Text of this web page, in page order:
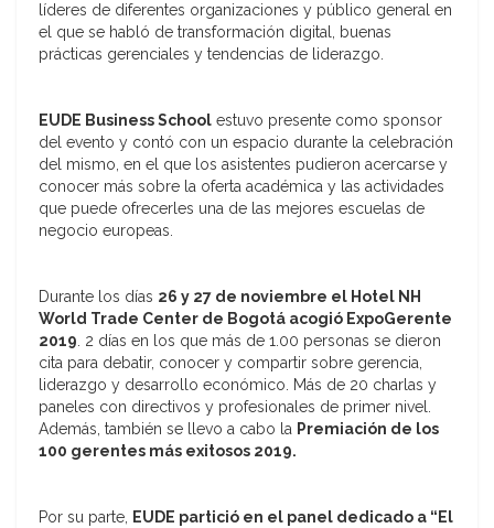
líderes de diferentes organizaciones y público general en
el que se habló de transformación digital, buenas
prácticas gerenciales y tendencias de liderazgo.
EUDE Business School estuvo presente como sponsor
del evento y contó con un espacio durante la celebración
del mismo, en el que los asistentes pudieron acercarse y
conocer más sobre la oferta académica y las actividades
que puede ofrecerles una de las mejores escuelas de
negocio europeas.
Durante los días 26 y 27 de noviembre el Hotel NH
World Trade Center de Bogotá acogió ExpoGerente
2019. 2 días en los que más de 1.00 personas se dieron
cita para debatir, conocer y compartir sobre gerencia,
liderazgo y desarrollo económico. Más de 20 charlas y
paneles con directivos y profesionales de primer nivel.
Además, también se llevo a cabo la Premiación de los
100 gerentes más exitosos 2019.
Por su parte, EUDE partició en el panel dedicado a “El